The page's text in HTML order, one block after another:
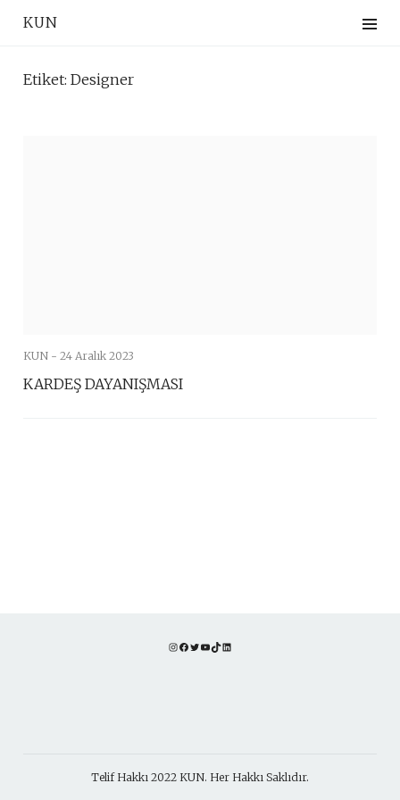
KUN
Etiket: Designer
KUN - 24 Aralık 2023
KARDEŞ DAYANIŞMASI
Instagram
Facebook
TwitterYouTube
TikTok
Telif Hakkı 2022 KUN. Her Hakkı Saklıdır.